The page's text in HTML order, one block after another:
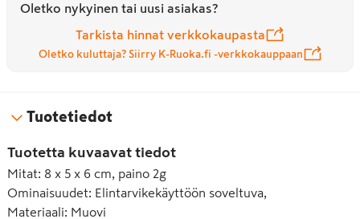
Oletko nykyinen tai uusi asiakas?
Tarkista hinnat verkkokaupasta
Oletko kuluttaja? Siirry K-Ruoka.fi -verkkokauppaan
Tuotetiedot
Tuotetta kuvaavat tiedot
Mitat: 8 x 5 x 6 cm, paino 2g
Ominaisuudet: Elintarvikekäyttöön soveltuva,
Materiaali: Muovi